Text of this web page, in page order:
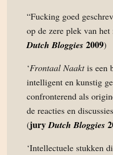
“Fucking goed
op de zere plek van
Dutch Bloggies 2009)
‘Frontaal Naaktis een
intelligent en kunstig
confronterend als
de reacties en
(juryDutch Bloggies
‘Intellectuele stukken